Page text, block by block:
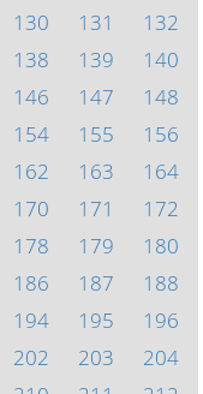
130 131
132
138 139
140
146 147
148
154 155
156
162 163
164
170 171
172
178 179
180
186 187
188
194 195
196
202 203
204